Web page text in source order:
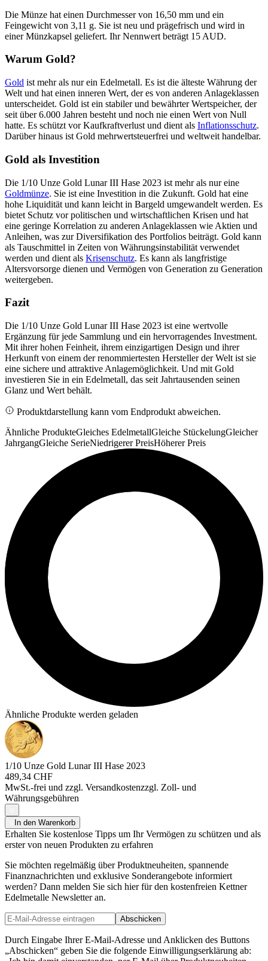
Die Münze hat einen Durchmesser von 16,50 mm und ein
Feingewicht von 3,11 g. Sie ist neu und prägefrisch und wird in
einer Münzkapsel geliefert. Ihr Nennwert beträgt 15 AUD.
Warum Gold?
Gold ist mehr als nur ein Edelmetall. Es ist die älteste Währung der
Welt und hat einen inneren Wert, der es von anderen Anlageklassen
unterscheidet. Gold ist ein stabiler und bewährter Wertspeicher, der
seit über 6.000 Jahren besteht und noch nie einen Wert von Null
hatte. Es schützt vor Kaufkraftverlust und dient als Inflationsschutz.
Darüber hinaus ist Gold mehrwertsteuerfrei und weltweit handelbar.
Gold als Investition
Die 1/10 Unze Gold Lunar III Hase 2023 ist mehr als nur eine
Goldmünze. Sie ist eine Investition in die Zukunft. Gold hat eine
hohe Liquidität und kann leicht in Bargeld umgewandelt werden. Es
bietet Schutz vor politischen und wirtschaftlichen Krisen und hat
eine geringe Korrelation zu anderen Anlageklassen wie Aktien und
Anleihen, was zur Diversifikation des Portfolios beiträgt. Gold kann
als Tauschmittel in Zeiten von Währungsinstabilität verwendet
werden und dient als Krisenschutz. Es kann als langfristige
Altersvorsorge dienen und Vermögen von Generation zu Generation
weitergeben.
Fazit
Die 1/10 Unze Gold Lunar III Hase 2023 ist eine wertvolle
Ergänzung für jede Sammlung und ein hervorragendes Investment.
Mit ihrer hohen Feinheit, ihrem einzigartigen Design und ihrer
Herkunft von einem der renommiertesten Hersteller der Welt ist sie
eine sichere und attraktive Anlagemöglichkeit. Und mit Gold
investieren Sie in ein Edelmetall, das seit Jahrtausenden seinen
Glanz und Wert behält.
Produktdarstellung kann vom Endprodukt abweichen.
Ähnliche ProdukteGleiches EdelmetallGleiche StückelungGleicher
JahrgangGleiche SerieNiedrigerer PreisHöherer Preis
Ähnliche Produkte werden geladen
1/10 Unze Gold Lunar III Hase 2023
489,34 CHF
MwSt.-frei und zzgl. Versandkostenzzgl. Zoll- und
Währungsgebühren
In den Warenkorb
Erhalten Sie kostenlose Tipps um Ihr Vermögen zu schützen und als
erster von neuen Produkten zu erfahren
Sie möchten regelmäßig über Produktneuheiten, spannende
Finanznachrichten und exklusive Sonderangebote informiert
werden? Dann melden Sie sich hier für den kostenfreien Kettner
Edelmetalle Newsletter an.
Abschicken
Durch Eingabe Ihrer E-Mail-Adresse und Anklicken des Buttons
„Abschicken“ geben Sie die folgende Einwilligungserklärung ab: